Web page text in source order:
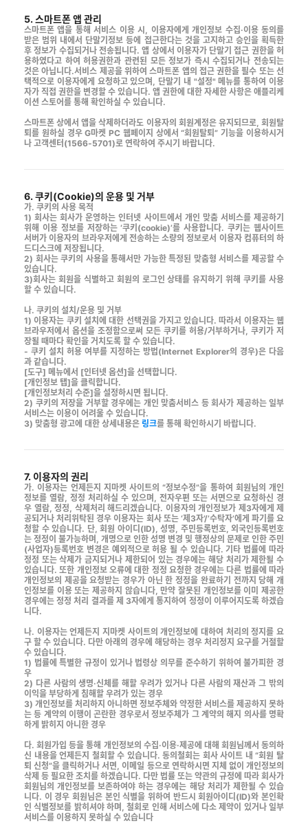
5. 스마트폰 앱 관리
스마트폰 앱을 통해 서비스 이용 시, 이용자에게 개인정보 수집·이용 동의를
받은 범위 내에서 단말기정보 등에 접근한다는 것을 고지하고 승인을 획득한
후 정보가 수집되거나 전송됩니다. 앱 상에서 이용자가 단말기 접근 권한을 허
용하였다고 하여 허용권한과 관련된 모든 정보가 즉시 수집되거나 전송되는
것은 아닙니다.서비스 제공을 위하여 스마트폰 앱의 접근 권한을 필수 또는 선
택적으로 이용자에게 요청하고 있으며, 단말기 내 "설정" 메뉴를 통하여 이용
자가 직접 권한을 변경할 수 있습니다. 앱 권한에 대한 자세한 사항은 애플리케
이션 스토어를 통해 확인하실 수 있습니다.
스마트폰 상에서 앱을 삭제하더라도 이용자의 회원계정은 유지되므로, 회원탈
퇴를 원하실 경우 G마켓 PC 웹페이지 상에서 “회원탈퇴” 기능을 이용하시거
나 고객센터(1566-5701)로 연락하여 주시기 바랍니다.
6. 쿠키(Cookie)의 운용 및 거부
가. 쿠키의 사용 목적
1) 회사는 회사가 운영하는 인터넷 사이트에서 개인 맞춤 서비스를 제공하기
위해 이용 정보를 저장하는 ‘쿠키(cookie)’를 사용합니다. 쿠키는 웹사이트
서버가 이용자의 브라우저에게 전송하는 소량의 정보로서 이용자 컴퓨터의 하
드디스크에 저장됩니다.
2) 회사는 쿠키의 사용을 통해서만 가능한 특정된 맞춤형 서비스를 제공할 수
있습니다.
3)회사는 회원을 식별하고 회원의 로그인 상태를 유지하기 위해 쿠키를 사용
할 수 있습니다.
나. 쿠키의 설치/운용 및 거부
1) 이용자는 쿠키 설치에 대한 선택권을 가지고 있습니다. 따라서 이용자는 웹
브라우저에서 옵션을 조정함으로써 모든 쿠키를 허용/거부하거나, 쿠키가 저
장될 때마다 확인을 거치도록 할 수 있습니다.
- 쿠키 설치 허용 여부를 지정하는 방법(Internet Explorer의 경우)은 다음
과 같습니다.
[도구] 메뉴에서 [인터넷 옵션]을 선택합니다.
[개인정보 탭]을 클릭합니다.
[개인정보처리 수준]을 설정하시면 됩니다.
2) 쿠키의 저장을 거부할 경우에는 개인 맞춤서비스 등 회사가 제공하는 일부
서비스는 이용이 어려울 수 있습니다.
3) 맞춤형 광고에 대한 상세내용은 링크를 통해 확인하시기 바랍니다.
7. 이용자의 권리
가. 이용자는 언제든지 지마켓 사이트의 “정보수정”을 통하여 회원님의 개인
정보를 열람, 정정 처리하실 수 있으며, 전자우편 또는 서면으로 요청하신 경
우 열람, 정정, 삭제처리 해드리겠습니다. 이용자의 개인정보가 제3자에게 제
공되거나 처리위탁된 경우 이용자는 회사 또는 ‘제3자’/’수탁자’에게 파기를 요
청할 수 있습니다. 단, 회원 아이디(ID), 성명, 주민등록번호, 외국인등록번호
는 정정이 불가능하며, 개명으로 인한 성명 변경 및 행정상의 문제로 인한 주민
(사업자)등록번호 변경은 예외적으로 허용 될 수 있습니다. 기타 법률에 따라
정정 또는 삭제가 금지되거나 제한되어 있는 경우에는 해당 처리가 제한될 수
있습니다. 또한 개인정보 오류에 대한 정정 요청한 경우에는 다른 법률에 따라
개인정보의 제공을 요청받는 경우가 아닌 한 정정을 완료하기 전까지 당해 개
인정보를 이용 또는 제공하지 않습니다, 만약 잘못된 개인정보를 이미 제공한
경우에는 정정 처리 결과를 제 3자에게 통지하여 정정이 이루어지도록 하겠습
니다.
나. 이용자는 언제든지 지마켓 사이트의 개인정보에 대하여 처리의 정지를 요
구 할 수 있습니다. 다만 아래의 경우에 해당하는 경우 처리정지 요구를 거절할
수 있습니다.
1) 법률에 특별한 규정이 있거나 법령상 의무를 준수하기 위하여 불가피한 경
우
2) 다른 사람의 생명·신체를 해할 우려가 있거나 다른 사람의 재산과 그 밖의
이익을 부당하게 침해할 우려가 있는 경우
3) 개인정보를 처리하지 아니하면 정보주체와 약정한 서비스를 제공하지 못하
는 등 계약의 이행이 곤란한 경우로서 정보주체가 그 계약의 해지 의사를 명확
하게 밝히지 아니한 경우
다. 회원가입 등을 통해 개인정보의 수집·이용·제공에 대해 회원님께서 동의하
신 내용을 언제든지 철회할 수 있습니다. 동의철회는 회사 사이트 내 “회원 탈
퇴 신청”을 클릭하거나 서면, 이메일 등으로 연락하시면 지체 없이 개인정보의
삭제 등 필요한 조치를 하겠습니다. 다만 법률 또는 약관의 규정에 따라 회사가
회원님의 개인정보를 보존하여야 하는 경우에는 해당 처리가 제한될 수 있습
니다. 이 경우 회원님은 본인 식별을 위하여 반드시 회원아이디(ID)와 본인확
인 식별정보를 밝히셔야 하며, 철회로 인해 서비스에 다소 제약이 있거나 일부
서비스를 이용하지 못하실 수 있습니다